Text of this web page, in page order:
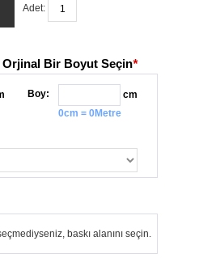
Adet:
Bir Boyut Seçin*
Boy:
cm
0cm = 0Metre
baskı alanını seçin.